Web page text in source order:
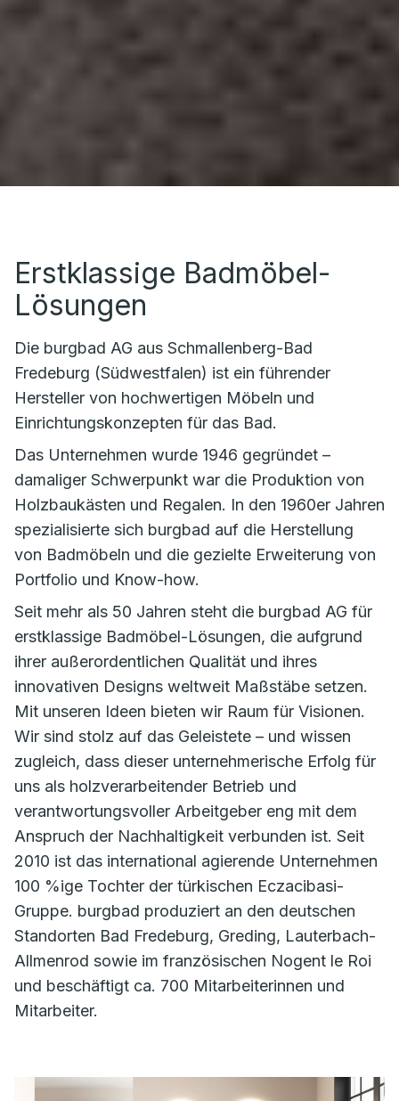
Erstklassige Badmöbel-
Lösungen
Die burgbad AG aus Schmallenberg-Bad
Fredeburg (Südwestfalen) ist ein führender
Hersteller von hochwertigen Möbeln und
Einrichtungskonzepten für das Bad.
Das Unternehmen wurde 1946 gegründet –
damaliger Schwerpunkt war die Produktion von
Holzbaukästen und Regalen. In den 1960er Jahren
spezialisierte sich burgbad auf die Herstellung
von Badmöbeln und die gezielte Erweiterung von
Portfolio und Know-how.
Seit mehr als 50 Jahren steht die burgbad AG für
erstklassige Badmöbel-Lösungen, die aufgrund
ihrer außerordentlichen Qualität und ihres
innovativen Designs weltweit Maßstäbe setzen.
Mit unseren Ideen bieten wir Raum für Visionen.
Wir sind stolz auf das Geleistete – und wissen
zugleich, dass dieser unternehmerische Erfolg für
uns als holzverarbeitender Betrieb und
verantwortungsvoller Arbeitgeber eng mit dem
Anspruch der Nachhaltigkeit verbunden ist. Seit
2010 ist das international agierende Unternehmen
100 %ige Tochter der türkischen Eczacibasi-
Gruppe. burgbad produziert an den deutschen
Standorten Bad Fredeburg, Greding, Lauterbach-
Allmenrod sowie im französischen Nogent le Roi
und beschäftigt ca. 700 Mitarbeiterinnen und
Mitarbeiter.